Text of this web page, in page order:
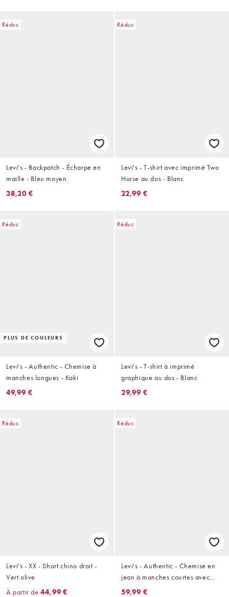
Réduc
Levi's - Backpatch - Écharpe en
maille - Bleu moyen
38,20 €
Réduc
Levi's - T-shirt avec imprimé Two
Horse au dos - Blanc
22,99 €
Réduc
PLUS DE COULEURS
Levi's - Authentic - Chemise à
manches longues - Kaki
49,99 €
Réduc
Levi's - T-shirt à imprimé
graphique au dos - Blanc
29,99 €
Réduc
Levi's - XX - Short chino droit -
Vert olive
À partir de 44,99 €
Réduc
Levi's - Authentic - Chemise en
jean à manches courtes avec
logo - Bleu clair
59,99 €